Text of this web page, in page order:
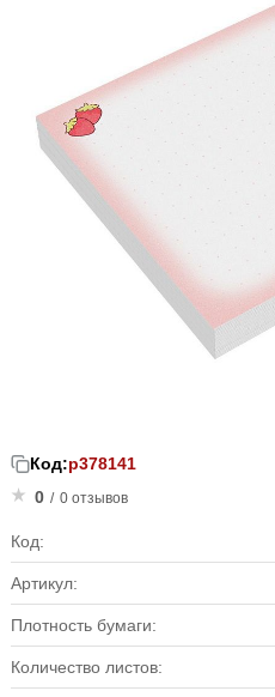
Код:р378141
0 / 0 отзывов
Код:
Артикул:
Плотность бумаги:
Количество листов: